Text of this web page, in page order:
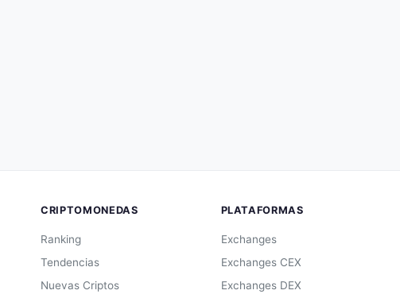
CRIPTOMONEDAS
Ranking
Tendencias
Nuevas Criptos
PLATAFORMAS
Exchanges
Exchanges CEX
Exchanges DEX